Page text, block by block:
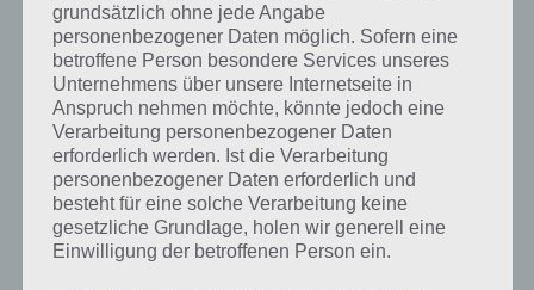
grundsätzlich ohne jede Angabe
personenbezogener Daten möglich. Sofern eine
betroffene Person besondere Services unseres
Unternehmens über unsere Internetseite in
Anspruch nehmen möchte, könnte jedoch eine
Verarbeitung personenbezogener Daten
erforderlich werden. Ist die Verarbeitung
personenbezogener Daten erforderlich und
besteht für eine solche Verarbeitung keine
gesetzliche Grundlage, holen wir generell eine
Einwilligung der betroffenen Person ein.